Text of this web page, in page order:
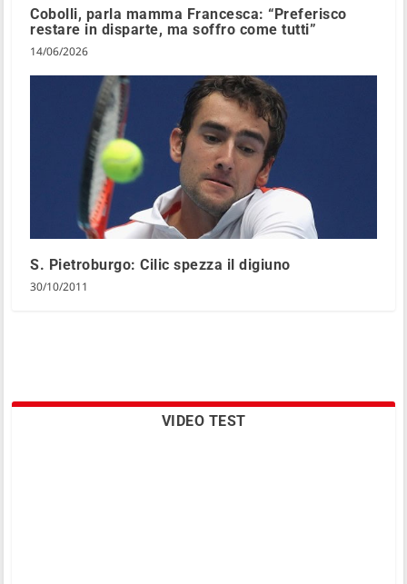
Cobolli, parla mamma Francesca: “Preferisco
restare in disparte, ma soffro come tutti”
14/06/2026
S. Pietroburgo: Cilic spezza il digiuno
30/10/2011
VIDEO TEST